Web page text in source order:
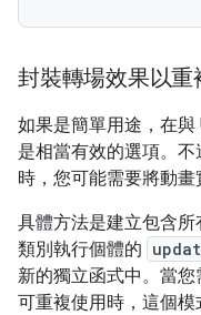
封裝轉場效果以重
如果是簡單用途，在
是相當有效的選項。
時，您可能需要將動畫
具體方法是建立包含
類別執行個體的
新的獨立函式中。當
可重複使用時，這個模